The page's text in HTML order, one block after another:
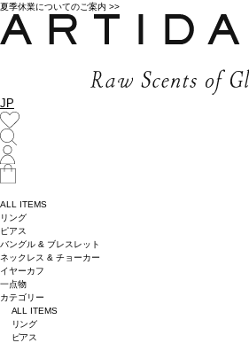
夏季休業についてのご案内 >>
JP
ALL ITEMS
リング
ピアス
バングル & ブレスレット
ネックレス & チョーカー
イヤーカフ
一点物
カテゴリー
ALL ITEMS
リング
ピアス